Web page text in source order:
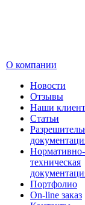
О компании
Новости
Отзывы
Наши
Статьи
Нормативно-
техническая
Портфолио
On-line заказ